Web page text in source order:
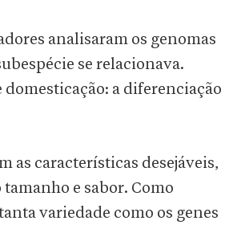
analisaram os genomas
se relacionava.
a diferenciação
as características desejáveis,
e sabor. Como
variedade como os genes